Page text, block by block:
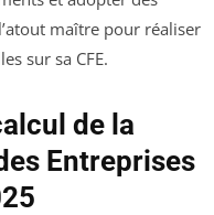
maître pour réaliser
sur sa CFE.
de la
Entreprises